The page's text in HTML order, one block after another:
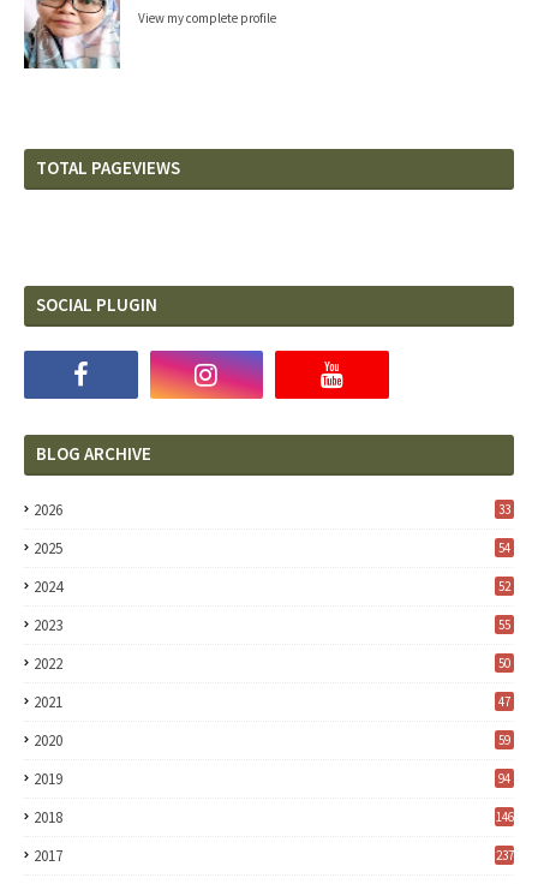
View my complete profile
TOTAL PAGEVIEWS
SOCIAL PLUGIN
BLOG ARCHIVE
2026 33
2025 54
2024 52
2023 55
2022 50
2021 47
2020 59
2019 94
2018 146
2017 237